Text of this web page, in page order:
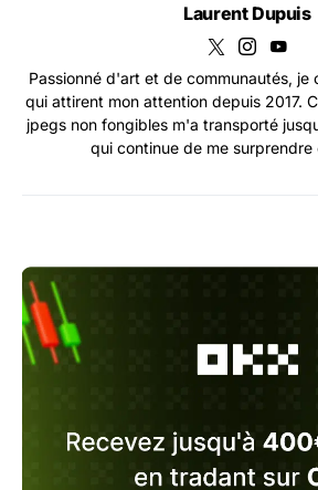
Laurent Dupuis
Passionné d'art et de communautés, je
qui attirent mon attention depuis 2017.
jpegs non fongibles m'a transporté
qui continue de me surprendre